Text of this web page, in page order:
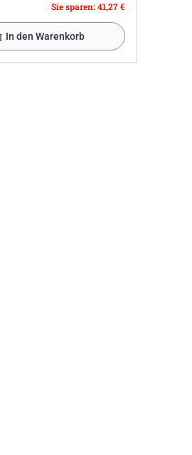
Sie sparen: 41,27 €
In den Warenkorb